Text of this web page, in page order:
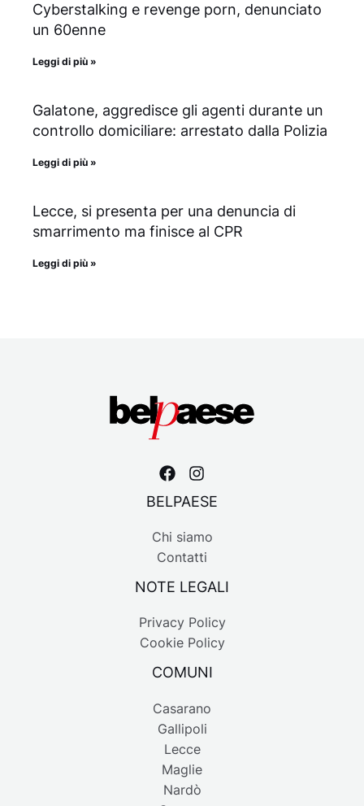
Cyberstalking e revenge porn, denunciato
un 60enne
Leggi di più »
Galatone, aggredisce gli agenti durante un
controllo domiciliare: arrestato dalla Polizia
Leggi di più »
Lecce, si presenta per una denuncia di
smarrimento ma finisce al CPR
Leggi di più »
BELPAESE
Chi siamo
Contatti
NOTE LEGALI
Privacy Policy
Cookie Policy
COMUNI
Casarano
Gallipoli
Lecce
Maglie
Nardò